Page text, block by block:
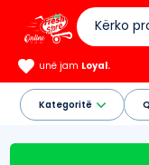
unë jam Loyal.
Kategoritë